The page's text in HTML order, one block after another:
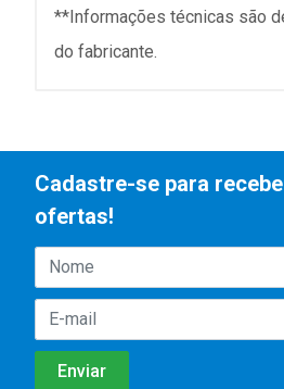
**Informações técnicas são
do fabricante.
Cadastre-se para
ofertas!